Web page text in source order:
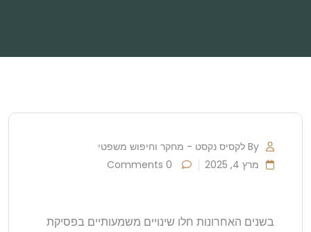
By לקסיס נקסט - מחקר וחיפוש משפטי
מרץ 4, 2025
בשנים האחרונות חלו שינויים משמעותיים בפסיקת